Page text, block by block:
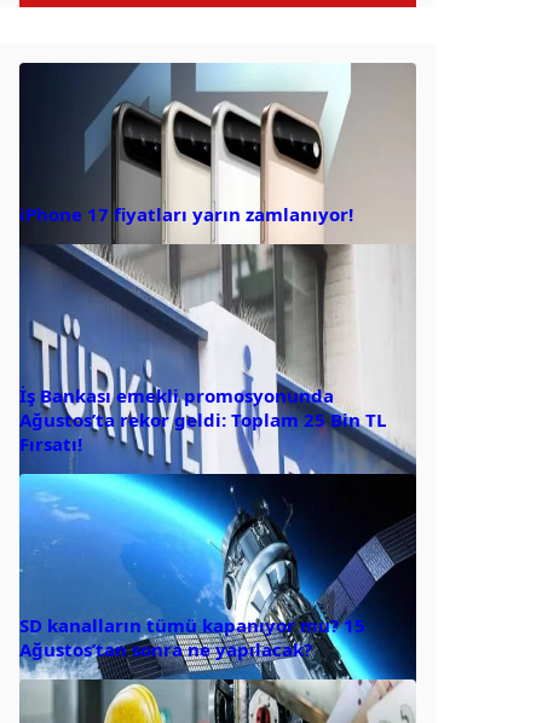
iPhone 17 fiyatları yarın zamlanıyor!
İş Bankası emekli promosyonunda
Ağustos’ta rekor geldi: Toplam 25 Bin TL
Fırsatı!
SD kanalların tümü kapanıyor mu? 15
Ağustos’tan sonra ne yapılacak?